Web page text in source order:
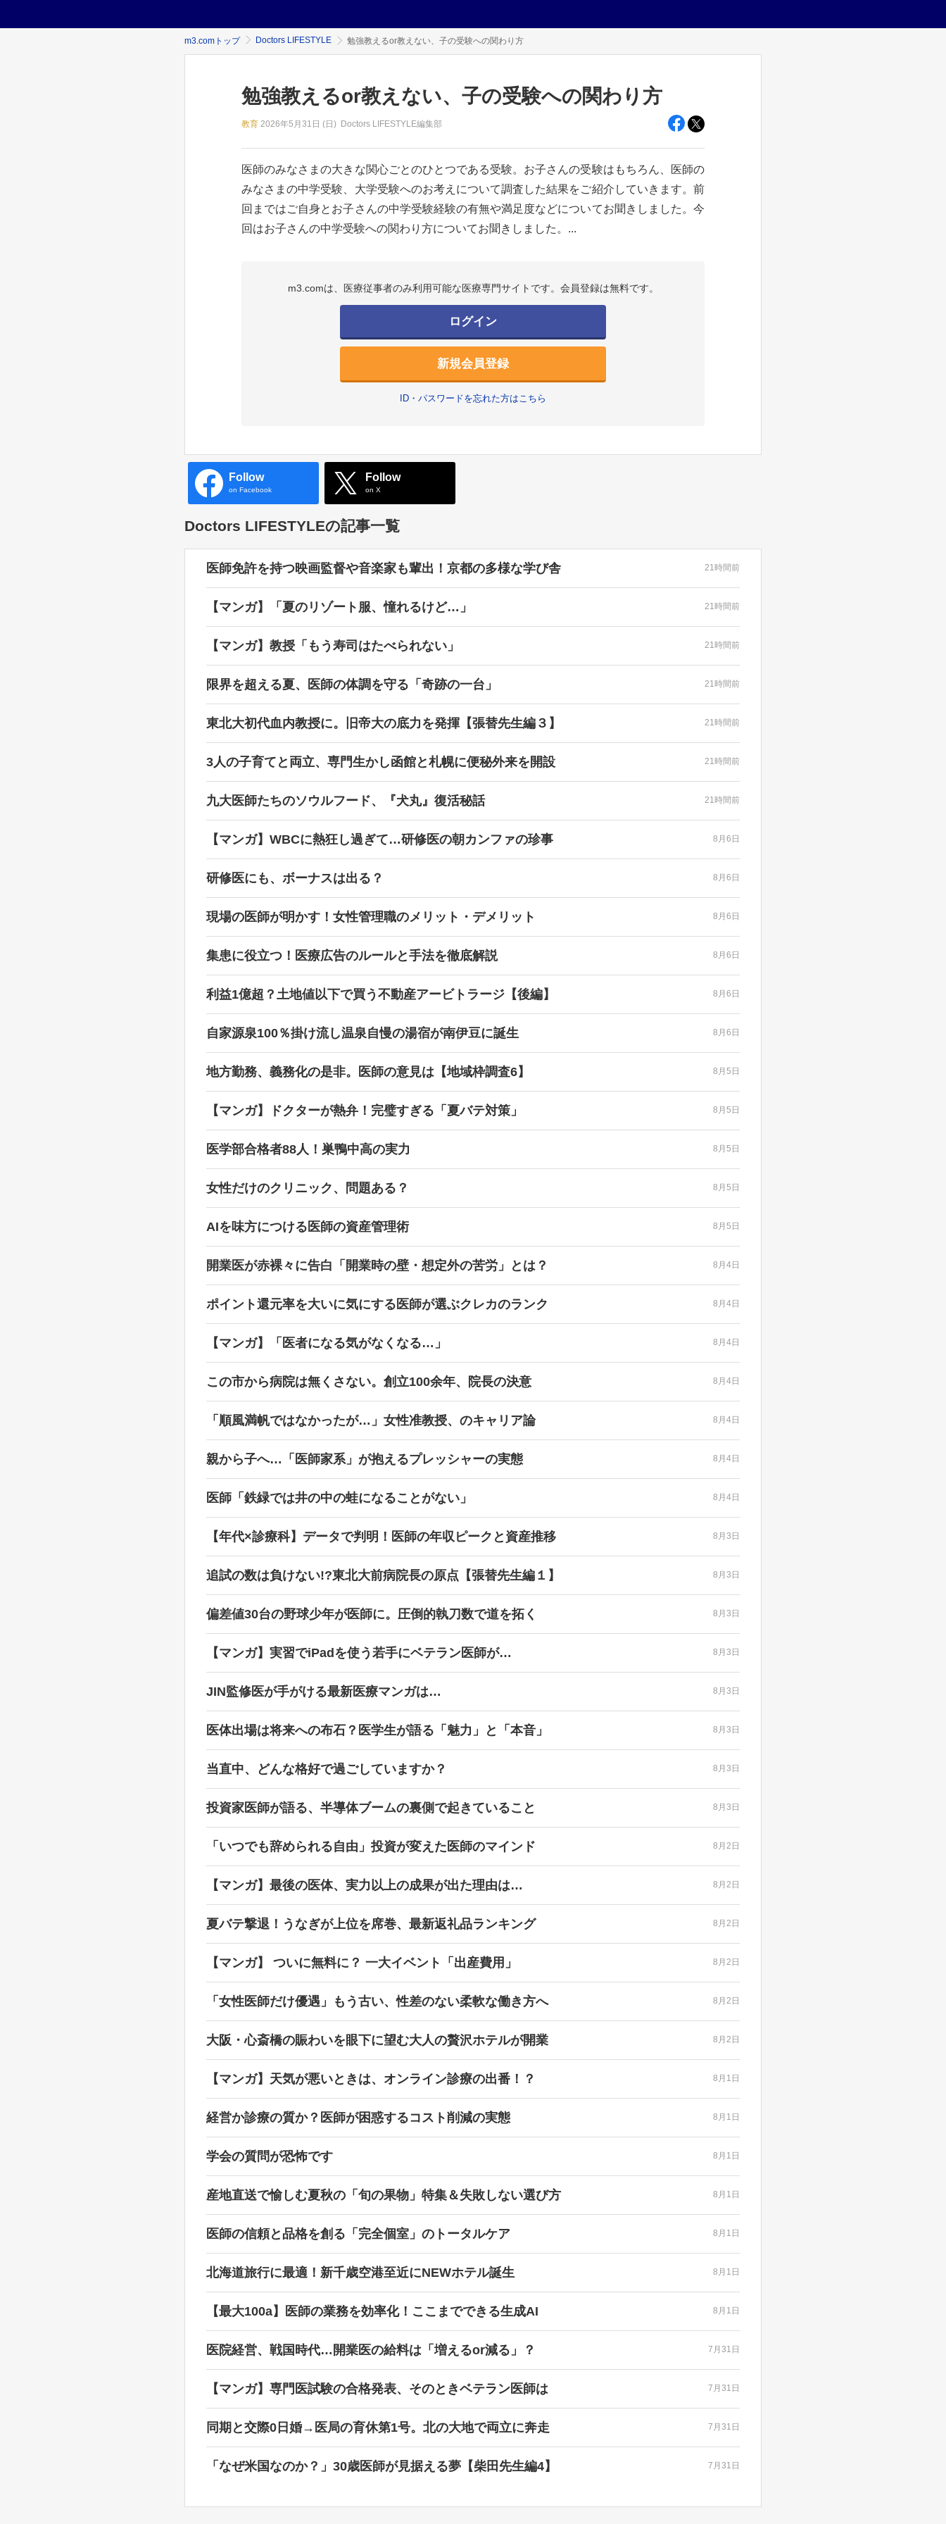
m3.comトップ Doctors LIFESTYLE 勉強教えるor教えない、子の受験への関わり方
勉強教えるor教えない、子の受験への関わり方
教育 2026年5月31日 (日) Doctors LIFESTYLE編集部
医師のみなさまの大きな関心ごとのひとつである受験。お子さんの受験はもちろん、医師の
みなさまの中学受験、大学受験へのお考えについて調査した結果をご紹介していきます。前
回まではご自身とお子さんの中学受験経験の有無や満足度などについてお聞きしました。今
回はお子さんの中学受験への関わり方についてお聞きしました。...
m3.comは、医療従事者のみ利用可能な医療専門サイトです。会員登録は無料です。
ログイン
新規会員登録
ID・パスワードを忘れた方はこちら
Follow
on Facebook
Follow
on X
Doctors LIFESTYLEの記事一覧
医師免許を持つ映画監督や音楽家も輩出！京都の多様な学び舎 21時間前
【マンガ】「夏のリゾート服、憧れるけど…」 21時間前
【マンガ】教授「もう寿司はたべられない」 21時間前
限界を超える夏、医師の体調を守る「奇跡の一台」 21時間前
東北大初代血内教授に。旧帝大の底力を発揮【張替先生編３】 21時間前
3人の子育てと両立、専門生かし函館と札幌に便秘外来を開設 21時間前
九大医師たちのソウルフード、『犬丸』復活秘話 21時間前
【マンガ】WBCに熱狂し過ぎて…研修医の朝カンファの珍事 8月6日
研修医にも、ボーナスは出る？ 8月6日
現場の医師が明かす！女性管理職のメリット・デメリット 8月6日
集患に役立つ！医療広告のルールと手法を徹底解説 8月6日
利益1億超？土地値以下で買う不動産アービトラージ【後編】 8月6日
自家源泉100％掛け流し温泉自慢の湯宿が南伊豆に誕生 8月6日
地方勤務、義務化の是非。医師の意見は【地域枠調査6】 8月5日
【マンガ】ドクターが熱弁！完璧すぎる「夏バテ対策」 8月5日
医学部合格者88人！巣鴨中高の実力 8月5日
女性だけのクリニック、問題ある？ 8月5日
AIを味方につける医師の資産管理術 8月5日
開業医が赤裸々に告白「開業時の壁・想定外の苦労」とは？ 8月4日
ポイント還元率を大いに気にする医師が選ぶクレカのランク 8月4日
【マンガ】「医者になる気がなくなる…」 8月4日
この市から病院は無くさない。創立100余年、院長の決意 8月4日
「順風満帆ではなかったが…」女性准教授、のキャリア論 8月4日
親から子へ…「医師家系」が抱えるプレッシャーの実態 8月4日
医師「鉄緑では井の中の蛙になることがない」 8月4日
【年代×診療科】データで判明！医師の年収ピークと資産推移 8月3日
追試の数は負けない!?東北大前病院長の原点【張替先生編１】 8月3日
偏差値30台の野球少年が医師に。圧倒的執刀数で道を拓く 8月3日
【マンガ】実習でiPadを使う若手にベテラン医師が… 8月3日
JIN監修医が手がける最新医療マンガは… 8月3日
医体出場は将来への布石？医学生が語る「魅力」と「本音」 8月3日
当直中、どんな格好で過ごしていますか？ 8月3日
投資家医師が語る、半導体ブームの裏側で起きていること 8月3日
「いつでも辞められる自由」投資が変えた医師のマインド 8月2日
【マンガ】最後の医体、実力以上の成果が出た理由は… 8月2日
夏バテ撃退！うなぎが上位を席巻、最新返礼品ランキング 8月2日
【マンガ】 ついに無料に？ 一大イベント「出産費用」 8月2日
「女性医師だけ優遇」もう古い、性差のない柔軟な働き方へ 8月2日
大阪・心斎橋の賑わいを眼下に望む大人の贅沢ホテルが開業 8月2日
【マンガ】天気が悪いときは、オンライン診療の出番！？ 8月1日
経営か診療の質か？医師が困惑するコスト削減の実態 8月1日
学会の質問が恐怖です 8月1日
産地直送で愉しむ夏秋の「旬の果物」特集＆失敗しない選び方 8月1日
医師の信頼と品格を創る「完全個室」のトータルケア 8月1日
北海道旅行に最適！新千歳空港至近にNEWホテル誕生 8月1日
【最大100a】医師の業務を効率化！ここまでできる生成AI 8月1日
医院経営、戦国時代…開業医の給料は「増えるor減る」？ 7月31日
【マンガ】専門医試験の合格発表、そのときベテラン医師は 7月31日
同期と交際0日婚→医局の育休第1号。北の大地で両立に奔走 7月31日
「なぜ米国なのか？」30歳医師が見据える夢【柴田先生編4】 7月31日